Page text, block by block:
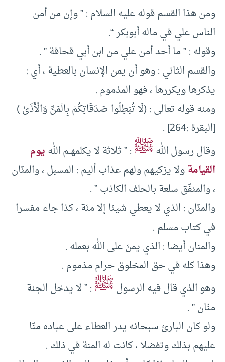
ومن هذا القسم قوله عليه السلام : ” وإن من أمن
الناس علي في ماله أبوبكر “.
وقوله : ” ما أحد أمن علي من ابن أبي قحافة ” .
والقسم الثاني : وهو أن يمن الإنسان بالعطية ، أي :
يذكرها ويكررها ، فهو المذموم .
ومنه قوله تعالى : (لَا تُبْطِلُوا صَدَقَاتِكُمْ بِالْمَنِّ وَالْأَذَىٰ )
[البقرة :264] .
وقال رسول اللهﷺ: ” ثلاثة لا يكلمهــم اللهيوم
القيامةولا يزكيهم ولهم عذاب أليم : المسبل ، والمنّان
، والمنفّق سلعة بالحلف الكاذب ” .
والمنّان : الذي لا يعطي شيئا إلا منّة ، كذا جاء مفسرا
في كتاب مسلم .
والمنان أيضا : الذي يمنّ على الله بعمله .
وهذا كله في حق المخلوق حرام مذموم .
وهو الذي قال فيه الرسولﷺ: ” لا يدخل الجنة
منّان ” .
ولو كان البارئ سبحانه يدر العطاء على عباده منّا
عليهم بذلك وتفضلا ، كانت له المنة في ذلك .